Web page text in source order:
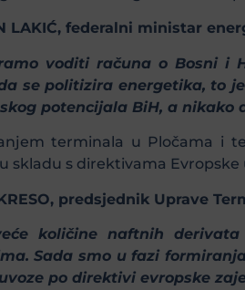
LAKIĆ, federalni ministar
voditi računa o Bosni i
se politizira energetika, to
potencijala BiH, a nikako
terminala u Pločama i
skladu s direktivama Evropske
predsjednik Uprave
količine naftnih
Sada smo u fazi
po direktivi evropske